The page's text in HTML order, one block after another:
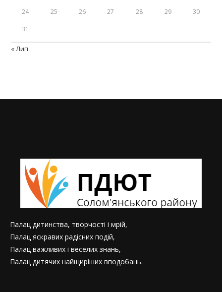
24 25 26 27 28 29 30
31
« Лип
Палац дитинства, творчості і мрій,
Палац яскравих радісних подій,
Палац важливих і веселих знань,
Палац дитячих найщиріших вподобань.